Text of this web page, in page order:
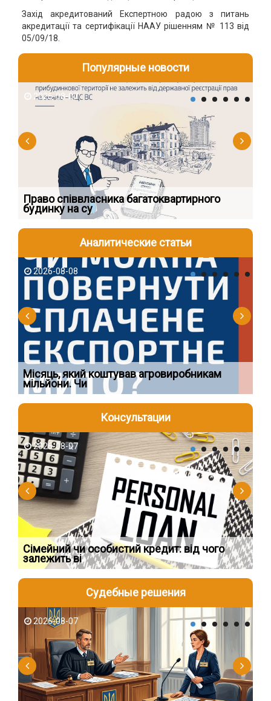
Захід акредитований Експертною радою з питань
акредитації та сертифікації НААУ рішенням № 113 від
05/09/18.
Популярные новости
2026-08-07
Право співвласника багатоквартирного
будинку на су
Аналитические статьи
2026-08-08
Місяць, який коштував агровиробникам
мільйони. Чи
Консультации
2026-08-07
Сімейний чи особистий кредит: від чого
залежить ві
Судебные решения
2026-08-07